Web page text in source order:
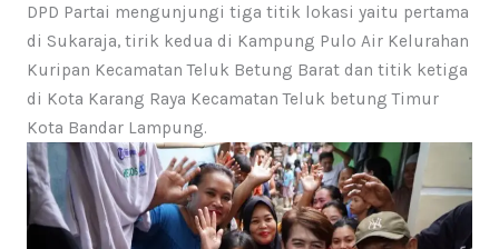
DPD Partai mengunjungi tiga titik lokasi yaitu pertama
di Sukaraja, tirik kedua di Kampung Pulo Air Kelurahan
Kuripan Kecamatan Teluk Betung Barat dan titik ketiga
di Kota Karang Raya Kecamatan Teluk betung Timur
Kota Bandar Lampung.